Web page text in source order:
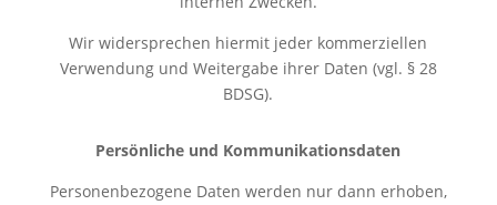
Wir widersprechen hiermit jeder kommerziellen
Verwendung und Weitergabe ihrer Daten (vgl. § 28
BDSG).
Persönliche und Kommunikationsdaten
Personenbezogene Daten werden nur dann erhoben,